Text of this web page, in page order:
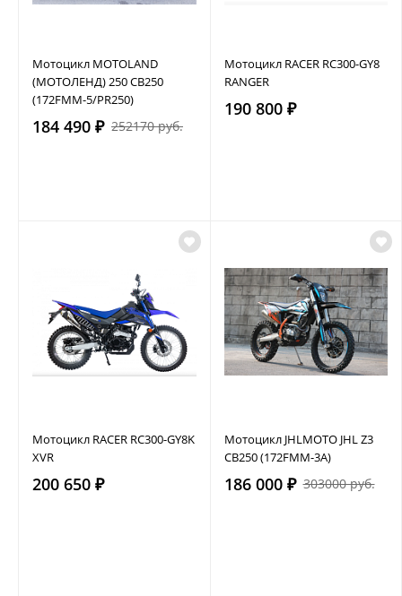
Мотоцикл MOTOLAND
(МОТОЛЕНД) 250 CB250
(172FMM-5/PR250)
184 490 ₽ 252170 руб.
Мотоцикл RACER RC300-GY8
RANGER
190 800 ₽
Мотоцикл RACER RC300-GY8K
XVR
200 650 ₽
Мотоцикл JHLMOTO JHL Z3
CB250 (172FMM-3A)
186 000 ₽ 303000 руб.